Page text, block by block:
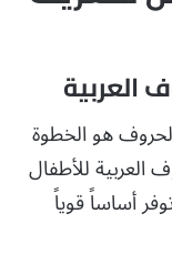
العربية
هو الخطوة
العربية للأطفال
أساساً قوياً